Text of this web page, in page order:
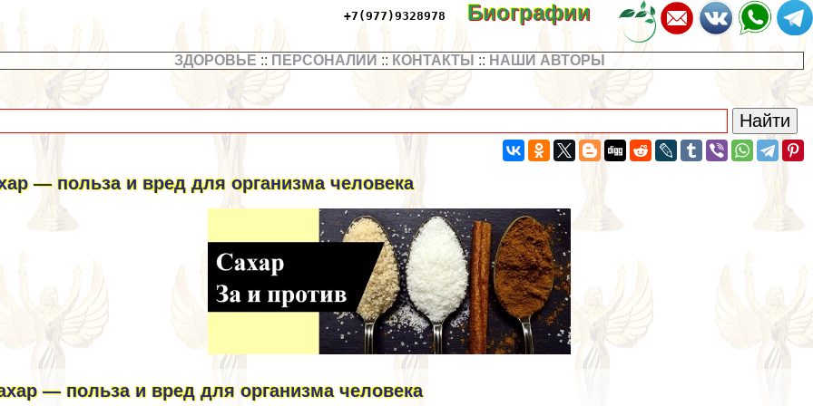
+7(977)9328978 Биографии
ЗДОРОВЬЕ :: ПЕРСОНАЛИИ :: КОНТАКТЫ :: НАШИ АВТОРЫ
— польза и вред для организма человека
— польза и вред для организма человека